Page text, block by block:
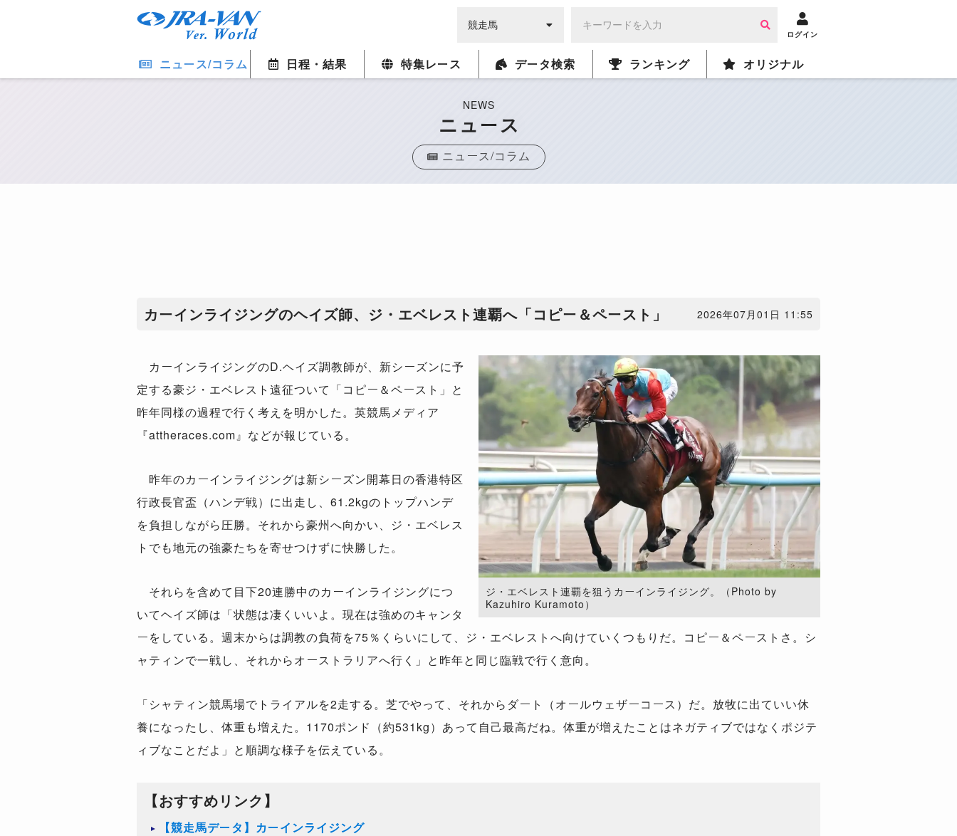
ログイン
ニュース/コラム 日程・結果 特集レース データ検索 ランキング オリジナル
NEWS
ニュース
ニュース/コラム
カーインライジングのヘイズ師、ジ・エベレスト連覇へ「コピー＆ペースト」 2026年07月01日 11:55
ジ・エベレスト連覇を狙うカーインライジング。（Photo by
Kazuhiro Kuramoto）
カーインライジングのD.ヘイズ調教師が、新シーズンに予
定する豪ジ・エベレスト遠征ついて「コピー＆ペースト」と
昨年同様の過程で行く考えを明かした。英競馬メディア
『attheraces.com』などが報じている。
昨年のカーインライジングは新シーズン開幕日の香港特区
行政長官盃（ハンデ戦）に出走し、61.2kgのトップハンデ
を負担しながら圧勝。それから豪州へ向かい、ジ・エベレス
トでも地元の強豪たちを寄せつけずに快勝した。
それらを含めて目下20連勝中のカーインライジングにつ
いてヘイズ師は「状態は凄くいいよ。現在は強めのキャンタ
ーをしている。週末からは調教の負荷を75％くらいにして、ジ・エベレストへ向けていくつもりだ。コピー＆ペーストさ。シ
ャティンで一戦し、それからオーストラリアへ行く」と昨年と同じ臨戦で行く意向。
「シャティン競馬場でトライアルを2走する。芝でやって、それからダート（オールウェザーコース）だ。放牧に出ていい休
養になったし、体重も増えた。1170ポンド（約531kg）あって自己最高だね。体重が増えたことはネガティブではなくポジテ
ィブなことだよ」と順調な様子を伝えている。
【おすすめリンク】
【競走馬データ】カーインライジング